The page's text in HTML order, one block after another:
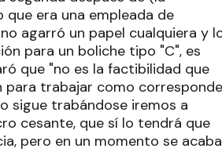
que era una empleada de
agarró un papel cualquiera y
para un boliche tipo "C", es
que "no es la factibilidad que
para trabajar como
sigue trabándose iremos a
cesante, que sí lo tendrá que
pero en un momento se